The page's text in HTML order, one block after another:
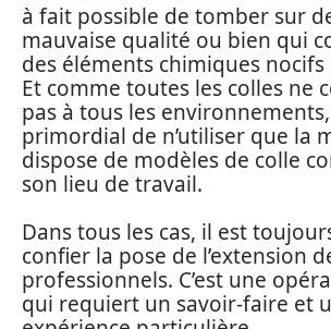
à fait possible de tomber sur
mauvaise qualité ou bien qui
des éléments chimiques
Et comme toutes les colles ne
pas à tous les
primordial de n’utiliser que la
dispose de modèles de colle
son lieu de travail.
Dans tous les cas, il est
confier la pose de l’extension
professionnels. C’est une
qui requiert un savoir-faire et